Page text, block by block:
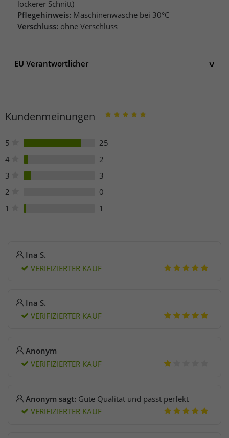
lockerer Schnitt)
Pflegehinweis: Maschinenwäsche bei 30°C
Verschluss: ohne Verschluss
EU Verantwortlicher
10787 Berlin
bestellung@elevateclo.com
Kundenmeinungen
5
25
4
2
3
3
2
0
1
1
Ina S.
VERIFIZIERTER KAUF
Ina S.
VERIFIZIERTER KAUF
Anonym
VERIFIZIERTER KAUF
Anonym sagt: Gute Qualität und passt perfekt
VERIFIZIERTER KAUF